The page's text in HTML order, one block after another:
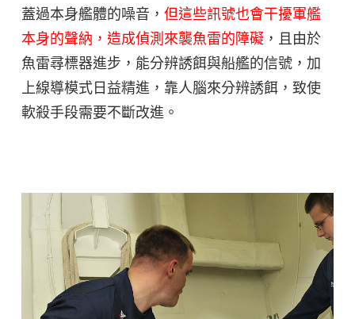
蓋過本身艦體的噪音， 但這些訊號也會干擾軍艦
本身的聲納，造成偵測來襲魚雷的障礙 ，且由於
魚雷尋標器進步，能分辨誘餌與船艦的信號，加
上線導模式日益精進，靠人腦來分辨誘餌，致使
軟殺手段需要不斷改進。